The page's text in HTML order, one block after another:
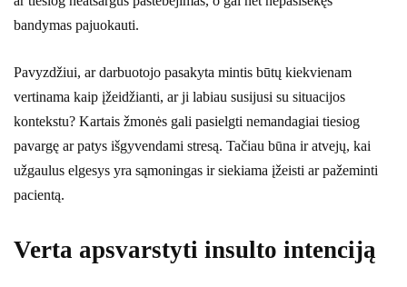
bandymas pajuokauti.
Pavyzdžiui, ar darbuotojo pasakyta mintis būtų kiekvienam
vertinama kaip įžeidžianti, ar ji labiau susijusi su situacijos
kontekstu? Kartais žmonės gali pasielgti nemandagiai tiesiog
pavargę ar patys išgyvendami stresą. Tačiau būna ir atvejų, kai
užgaulus elgesys yra sąmoningas ir siekiama įžeisti ar pažeminti
pacientą.
Verta apsvarstyti insulto intenciją